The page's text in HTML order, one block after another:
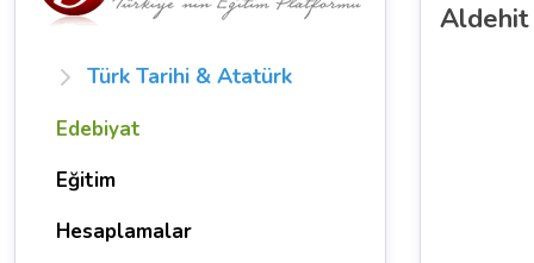
Türk Tarihi & Atatürk
Edebiyat
Eğitim
Hesaplamalar